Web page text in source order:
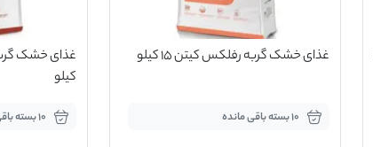
غذای خشک گربه رفلکس کیتن 15 کیلو
10 بسته باقی مانده
کیلو
10 بسته باقی مانده